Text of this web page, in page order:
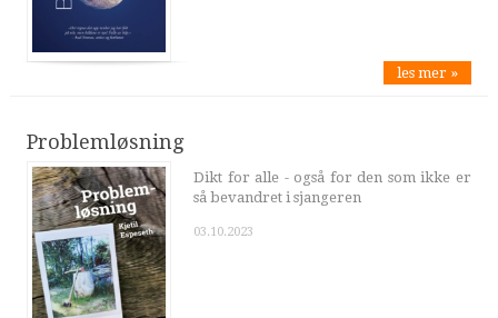
les mer »
Problemløsning
Dikt for alle - også for den som ikke er
så bevandret i sjangeren
03.10.2023